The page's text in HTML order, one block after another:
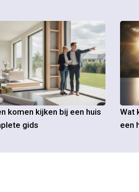
komen kijken bij een huis
gids
Wat
een